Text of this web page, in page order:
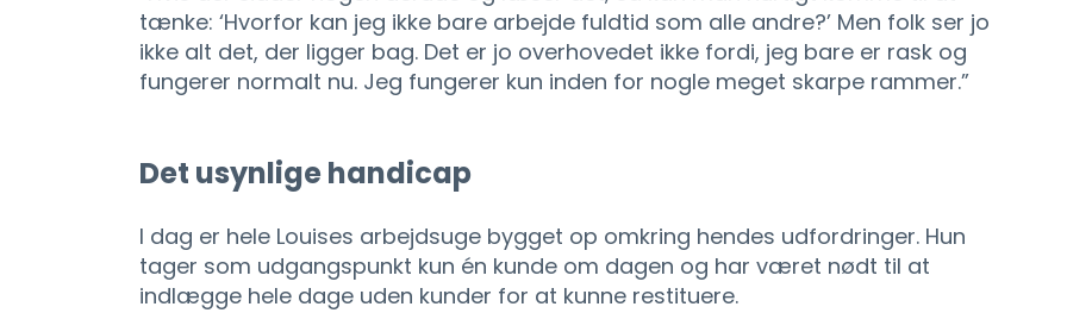
tænke: ‘Hvorfor kan jeg ikke bare arbejde fuldtid som alle andre?’ Men folk ser jo
ikke alt det, der ligger bag. Det er jo overhovedet ikke fordi, jeg bare er rask og
fungerer normalt nu. Jeg fungerer kun inden for nogle meget skarpe rammer.”
Det usynlige handicap
I dag er hele Louises arbejdsuge bygget op omkring hendes udfordringer. Hun
tager som udgangspunkt kun én kunde om dagen og har været nødt til at
indlægge hele dage uden kunder for at kunne restituere.